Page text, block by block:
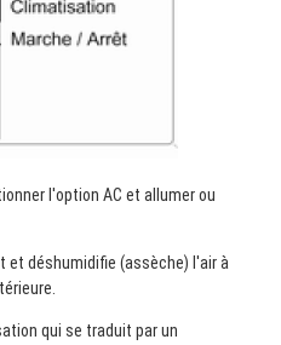
l'option AC et allumer ou
déshumidifie (assèche) l'air à
qui se traduit par un